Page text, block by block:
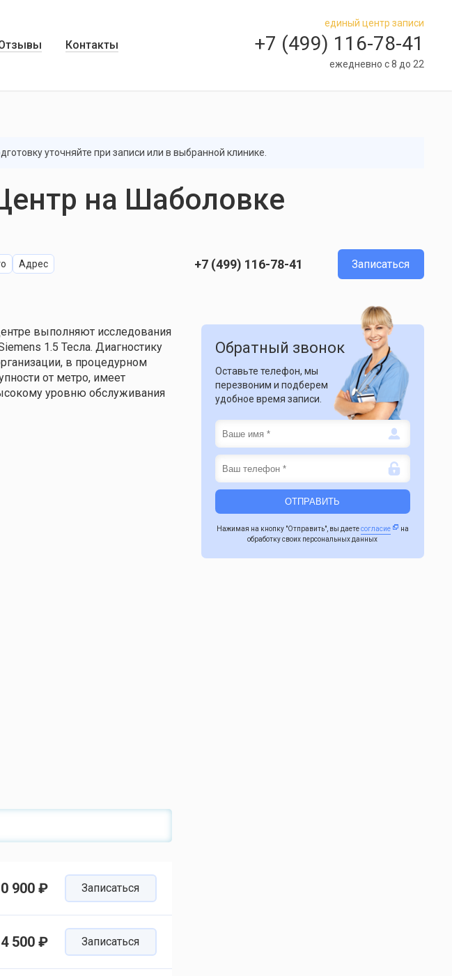
единый центр записи
+7 (499) 116-78-41
ежедневно с 8 до 22
Контакты
уточняйте при записи или в выбранной клинике.
на Шаболовке
Адрес +7 (499) 116-78-41 Записаться
выполняют исследования
1.5 Тесла. Диагностику
в процедурном
от метро, имеет
уровню обслуживания
900 ₽ Записаться
4 500 ₽ Записаться
Обратный звонок
Оставьте телефон, мы
перезвоним и подберем
удобное время записи.
Нажимая на кнопку "Отправить", вы даетесогласие
на
обработку своих персональных данных